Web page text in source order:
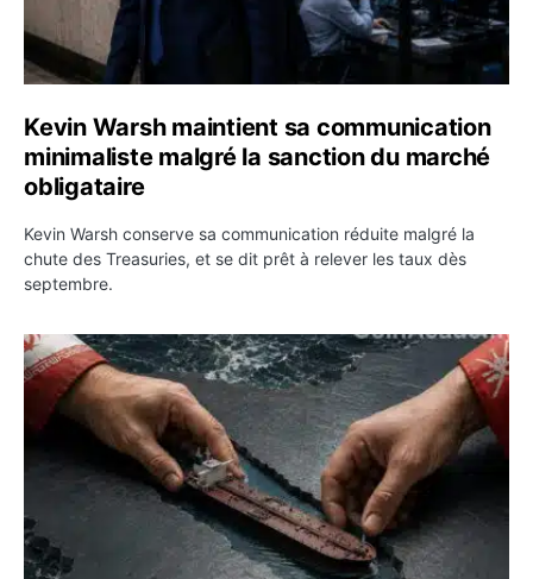
Kevin Warsh maintient sa communication
minimaliste malgré la sanction du marché
obligataire
Kevin Warsh conserve sa communication réduite malgré la
chute des Treasuries, et se dit prêt à relever les taux dès
septembre.
Ormuz : l’Iran annonce un accord avec Oman sur une